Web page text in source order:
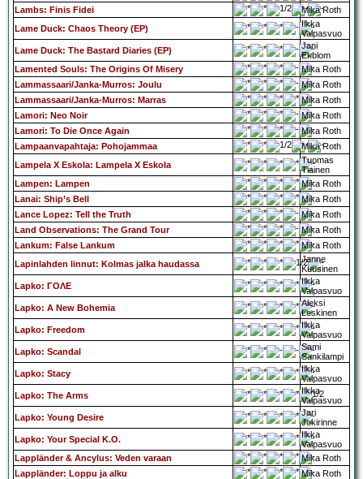
Lambs: Finis Fidei
Mika Roth
Lame Duck: Chaos Theory (EP)
Ilkka
Valpasvuo
Lame Duck: The Bastard Diaries (EP)
Jani
Ekblom
Lamented Souls: The Origins Of Misery
Mika Roth
Lammassaari/Janka-Murros: Joulu
Mika Roth
Lammassaari/Janka-Murros: Marras
Mika Roth
Lamori: Neo Noir
Mika Roth
Lamori: To Die Once Again
Mika Roth
Lampaanvapahtaja: Pohojammaa
Mika Roth
Lampela X Eskola: Lampela X Eskola
Tuomas
Tiainen
Lampen: Lampen
Mika Roth
Lanai: Ship’s Bell
Mika Roth
Lance Lopez: Tell the Truth
Mika Roth
Land Observations: The Grand Tour
Mika Roth
Lankum: False Lankum
Mika Roth
Lapinlahden linnut: Kolmas jalka haudassa
Janne
Kuusinen
Lapko: ΓΟΛΕ
Ilkka
Valpasvuo
Lapko: A New Bohemia
Aleksi
Leskinen
Lapko: Freedom
Ilkka
Valpasvuo
Lapko: Scandal
Sami
Sankilampi
Lapko: Stacy
Ilkka
Valpasvuo
Lapko: The Arms
Ilkka
Valpasvuo
Lapko: Young Desire
Jari
Jokirinne
Lapko: Your Special K.O.
Ilkka
Valpasvuo
Lappländer & Ancylus: Veden varaan
Mika Roth
Lappländer: Loppu ja alku
Mika Roth